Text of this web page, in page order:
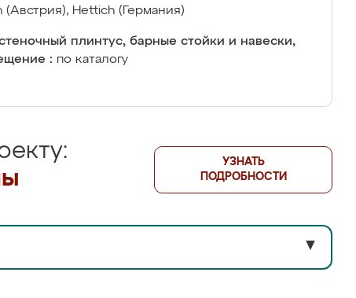
(Австрия), Hettich (Германия)
плинтус, барные стойки и навески,
: по каталогу
УЗНАТЬ
ПОДРОБНОСТИ
▼